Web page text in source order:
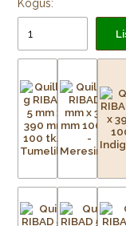
Kogus: